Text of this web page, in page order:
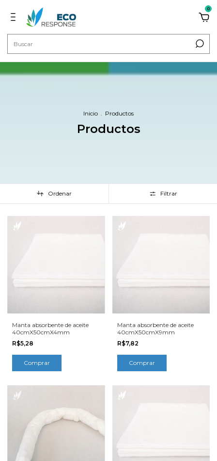
0
Inicio . Productos
Productos
Ordenar Filtrar
Manta absorbente de aceite
40cmX50cmX4mm
R$5,28
Manta absorbente de aceite
40cmX50cmX9mm
R$7,82